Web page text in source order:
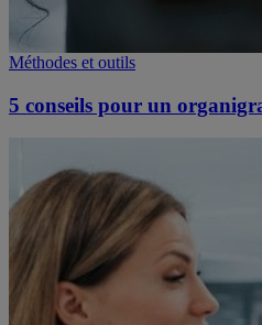
Méthodes et outils
5 conseils pour un